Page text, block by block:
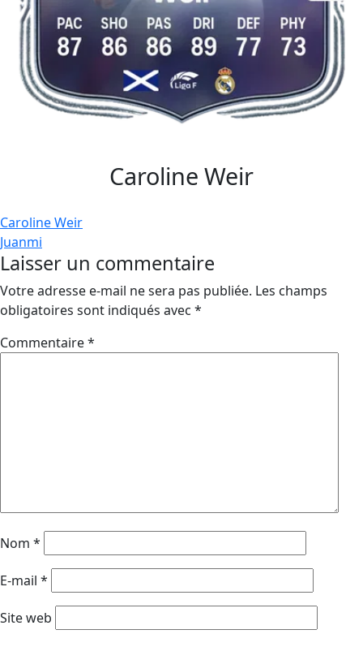
Caroline Weir
Navigation
de
l’article
Caroline Weir
Juanmi
Laisser un commentaire
Votre adresse e-mail ne sera pas publiée. Les champs
obligatoires sont indiqués avec *
Commentaire*
Nom *
E-mail *
Site web